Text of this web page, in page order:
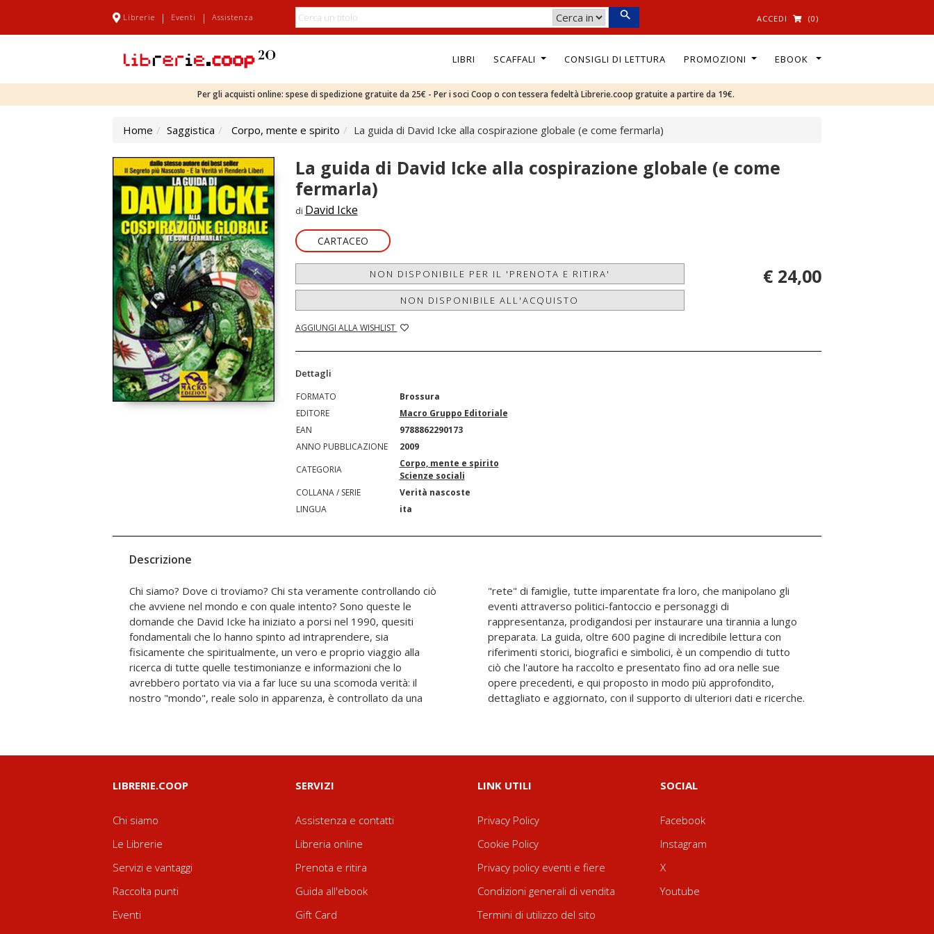
Librerie | Eventi | Assistenza ACCEDI (0)
LIBRI SCAFFALI CONSIGLI DI LETTURA PROMOZIONI EBOOK
Per gli acquisti online: spese di spedizione gratuite da 25€ - Per i soci Coop o con tessera fedeltà Librerie.coop gratuite a partire da 19€.
Home Saggistica Corpo, mente e spirito La guida di David Icke alla cospirazione globale (e come fermarla)
La guida di David Icke alla cospirazione globale (e come
fermarla)
di David Icke
CARTACEO
NON DISPONIBILE PER IL 'PRENOTA E RITIRA'
NON DISPONIBILE ALL'ACQUISTO
AGGIUNGI ALLA WISHLIST
€ 24,00
Dettagli
FORMATO
Brossura
EDITORE
Macro Gruppo Editoriale
EAN
9788862290173
ANNO PUBBLICAZIONE
2009
CATEGORIA
Corpo, mente e spirito
Scienze sociali
COLLANA / SERIE
Verità nascoste
LINGUA
ita
Descrizione
Chi siamo? Dove ci troviamo? Chi sta veramente controllando ciò
che avviene nel mondo e con quale intento? Sono queste le
domande che David Icke ha iniziato a porsi nel 1990, quesiti
fondamentali che lo hanno spinto ad intraprendere, sia
fisicamente che spiritualmente, un vero e proprio viaggio alla
ricerca di tutte quelle testimonianze e informazioni che lo
avrebbero portato via via a far luce su una scomoda verità: il
nostro "mondo", reale solo in apparenza, è controllato da una
"rete" di famiglie, tutte imparentate fra loro, che manipolano gli
eventi attraverso politici-fantoccio e personaggi di
rappresentanza, prodigandosi per instaurare una tirannia a lungo
preparata. La guida, oltre 600 pagine di incredibile lettura con
riferimenti storici, biografici e simbolici, è un compendio di tutto
ciò che l'autore ha raccolto e presentato fino ad ora nelle sue
opere precedenti, e qui proposto in modo più approfondito,
dettagliato e aggiornato, con il supporto di ulteriori dati e ricerche.
LIBRERIE.COOP
Chi siamo
Le Librerie
Servizi e vantaggi
Raccolta punti
Eventi
SERVIZI
Assistenza e contatti
Libreria online
Prenota e ritira
Guida all'ebook
Gift Card
LINK UTILI
Privacy Policy
Cookie Policy
Privacy policy eventi e fiere
Condizioni generali di vendita
Termini di utilizzo del sito
SOCIAL
Facebook
Instagram
X
Youtube